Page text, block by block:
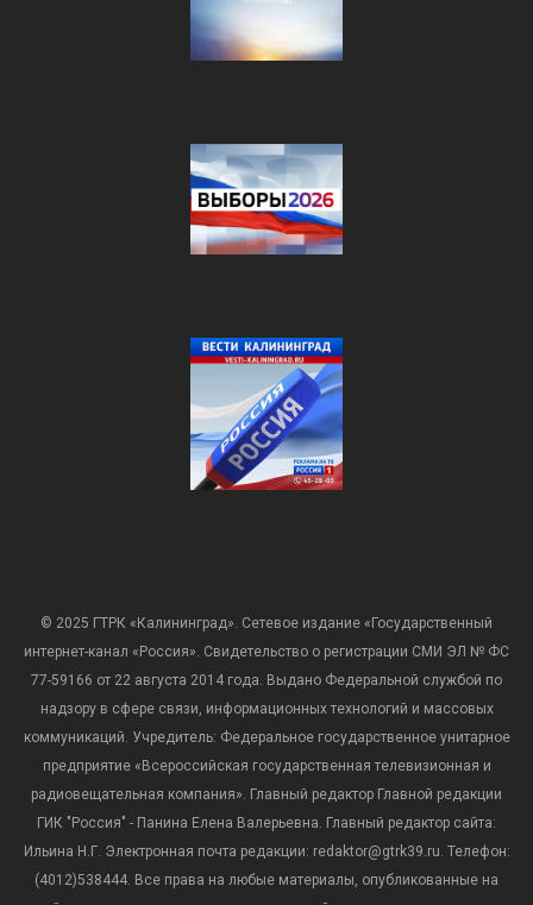
© 2025 ГТРК «Калининград». Сетевое издание «Государственный
интернет-канал «Россия». Свидетельство о регистрации СМИ ЭЛ № ФС
77-59166 от 22 августа 2014 года. Выдано Федеральной службой по
надзору в сфере связи, информационных технологий и массовых
коммуникаций. Учредитель: Федеральное государственное унитарное
предприятие «Всероссийская государственная телевизионная и
радиовещательная компания». Главный редактор Главной редакции
ГИК "Россия" - Панина Елена Валерьевна. Главный редактор сайта:
Ильина Н.Г. Электронная почта редакции: redaktor@gtrk39.ru. Телефон:
(4012)538444. Все права на любые материалы, опубликованные на